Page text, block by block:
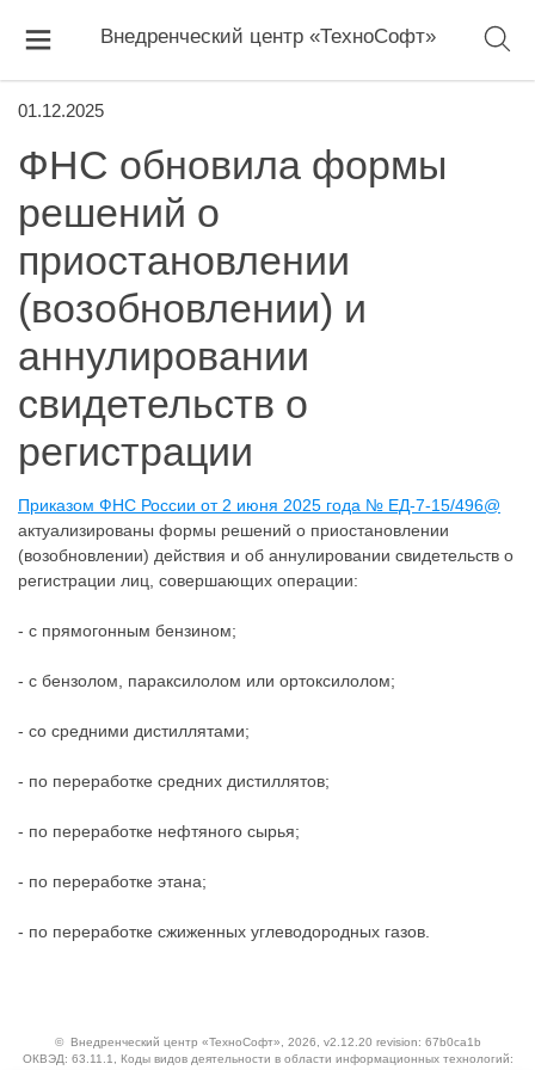
Внедренческий центр «ТехноСофт»
01.12.2025
ФНС обновила формы
решений о
приостановлении
(возобновлении) и
аннулировании
свидетельств о
регистрации
Приказом ФНС России от 2 июня 2025 года № ЕД-7-15/496@
актуализированы формы решений о приостановлении
(возобновлении) действия и об аннулировании свидетельств о
регистрации лиц, совершающих операции:
- с прямогонным бензином;
- с бензолом, параксилолом или ортоксилолом;
- со средними дистиллятами;
- по переработке средних дистиллятов;
- по переработке нефтяного сырья;
- по переработке этана;
- по переработке сжиженных углеводородных газов.
© Внедренческий центр «ТехноСофт» , 2026, v2.12.20 revision: 67b0ca1b
ОКВЭД: 63.11.1, Коды видов деятельности в области информационных технологий: